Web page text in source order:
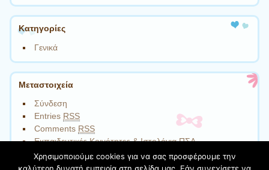
Kατηγορίες
Γενικά
Μεταστοιχεία
Σύνδεση
Entries RSS
Comments RSS
Εκπαιδευτικές Κοινότητες & Ιστολόγια ΠΣΔ
Χρησιμοποιούμε cookies για να σας προσφέρουμε την